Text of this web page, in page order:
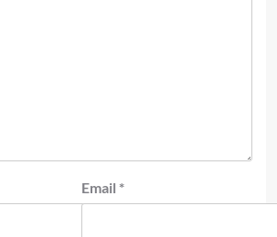
Email *